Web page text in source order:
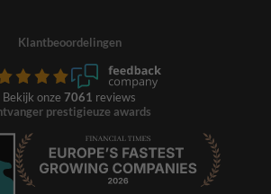
Klantbeoordelingen
Bekijk onze 7061 reviews
prestigieuze awards